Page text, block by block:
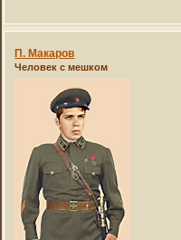
П. Макаров
Человек с мешком